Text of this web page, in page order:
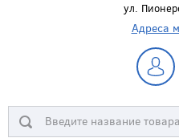
ул.
Адреса